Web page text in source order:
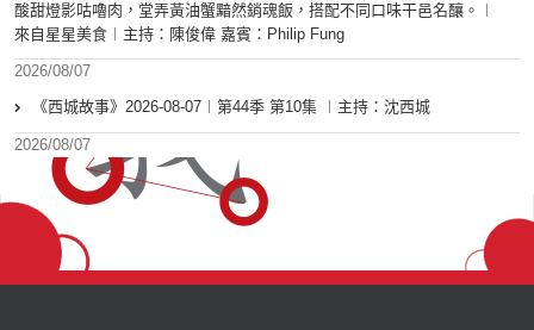
酸甜燈影咕嚕肉，堂弄黃油蟹黯然銷魂飯，搭配不同口味干邑名釀。︱
來自星星美食︱主持：陳俊偉 嘉賓：Philip Fung
2026/08/07
《西城故事》2026-08-07︱第44季 第10集 ︱主持：沈西城
2026/08/07